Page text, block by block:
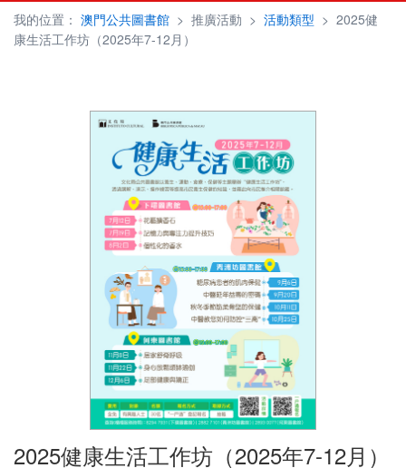
我的位置： 澳門公共圖書館 > 推廣活動 > 活動類型 > 2025健
康生活工作坊（2025年7-12月）
2025健康生活工作坊（2025年7-12月）